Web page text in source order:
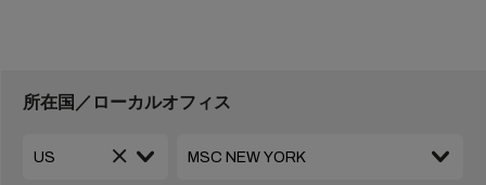
所在国／ローカルオフィス